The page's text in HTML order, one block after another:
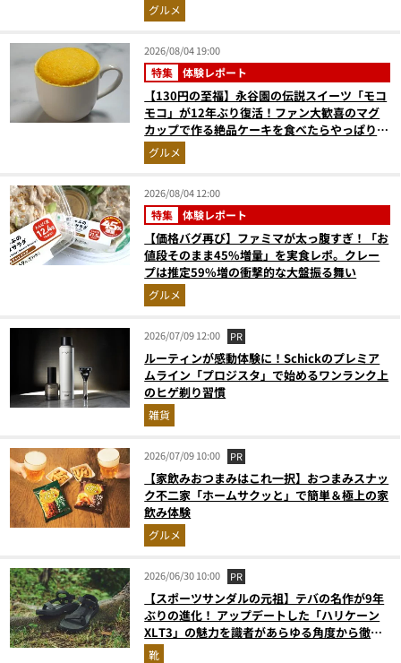
グルメ
2026/08/04 19:00
特集 体験レポート
【130円の至福】永谷園の伝説スイーツ「モコ
モコ」が12年ぶり復活！ファン大歓喜のマグ
カップで作る絶品ケーキを食べたらやっぱり最
高にウマかった
グルメ
2026/08/04 12:00
特集 体験レポート
【価格バグ再び】ファミマが太っ腹すぎ！「お
値段そのまま45%増量」を実食レポ。クレー
プは推定59%増の衝撃的な大盤振る舞い
グルメ
2026/07/09 12:00 PR
ルーティンが感動体験に！Schickのプレミア
ムライン「プロジスタ」で始めるワンランク上
のヒゲ剃り習慣
雑貨
2026/07/09 10:00 PR
【家飲みおつまみはこれ一択】おつまみスナッ
ク不二家「ホームサクッと」で簡単＆極上の家
飲み体験
グルメ
2026/06/30 10:00 PR
【スポーツサンダルの元祖】テバの名作が9年
ぶりの進化！ アップデートした「ハリケーン
XLT3」の魅力を識者があらゆる角度から徹底
解説！
靴